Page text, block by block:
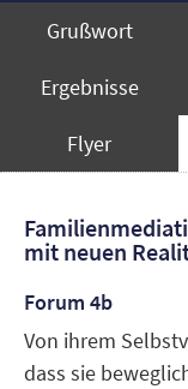
Grußwort
Ergebnisse
Flyer
mit neuen
Forum 4b
Von ihrem
dass sie